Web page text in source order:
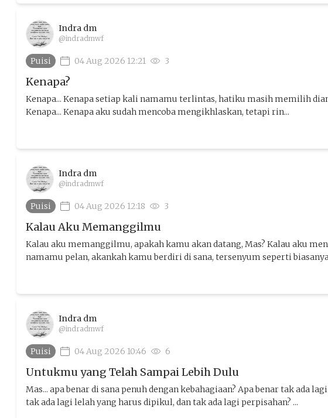
Indra dm
@indradmwf
Puisi 04 Aug 2026 12:21 3
Kenapa?
Kenapa... Kenapa setiap kali namamu terlintas, hatiku masih memilih
Kenapa... Kenapa aku sudah mencoba mengikhlaskan, tetapi rin...
Indra dm
@indradmwf
Puisi 04 Aug 2026 12:18 3
Kalau Aku Memanggilmu
Kalau aku memanggilmu, apakah kamu akan datang, Mas? Kalau aku
namamu pelan, akankah kamu berdiri di sana, tersenyum seperti
Indra dm
@indradmwf
Puisi 04 Aug 2026 10:46 6
Untukmu yang Telah Sampai Lebih Dulu
Mas... apa benar di sana penuh dengan kebahagiaan? Apa benar tak ada
tak ada lagi lelah yang harus dipikul, dan tak ada lagi perpisahan? ...